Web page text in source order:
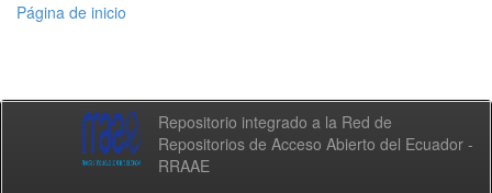
Página de inicio
Repositorio integrado a la Red de
Repositorios de Acceso Abierto del Ecuador -
RRAAE